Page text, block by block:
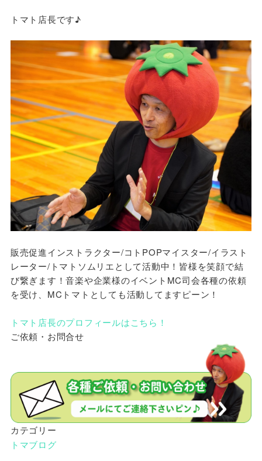
トマト店長です♪
販売促進インストラクター/コトPOPマイスター/イラスト
レーター/トマトソムリエとして活動中！皆様を笑顔で結
び繋ぎます！音楽や企業様のイベントMC司会各種の依頼
を受け、MCトマトとしても活動してますピーン！
トマト店長のプロフィールはこちら！
ご依頼・お問合せ
カテゴリー
トマブログ